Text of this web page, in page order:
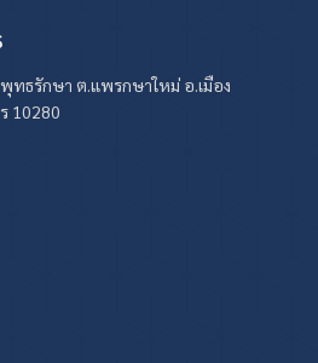
ทธรักษา ต.แพรกษาใหม่ อ.เมือง
10280